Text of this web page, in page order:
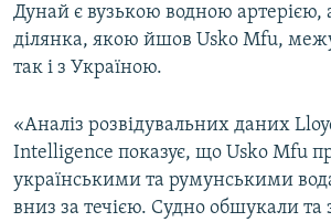
Дунай є вузькою водною артерією,
ділянка, якою йшов Usko Mfu,
так і з Україною.
«Аналіз розвідувальних даних
Intelligence показує, що Usko Mfu
українськими та румунськими
вниз за течією. Судно обшукали та